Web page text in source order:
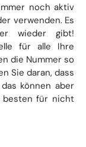
noch aktiv
verwenden. Es
wieder gibt!
für alle Ihre
die Nummer so
Sie daran, dass
können aber
besten für nicht